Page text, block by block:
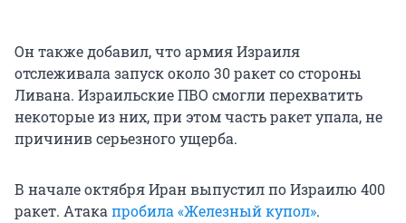
Он также добавил, что армия Израиля
отслеживала запуск около 30 ракет со стороны
Ливана. Израильские ПВО смогли перехватить
некоторые из них, при этом часть ракет упала, не
причинив серьезного ущерба.
В начале октября Иран выпустил по Израилю 400
ракет. Атака пробила «Железный купол».